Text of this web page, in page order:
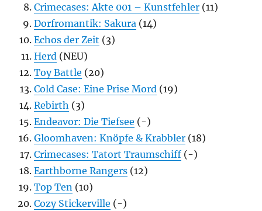
Crimecases: Akte 001 – Kunstfehler (11)
Dorfromantik: Sakura (14)
Echos der Zeit (3)
Herd (NEU)
Toy Battle (20)
Cold Case: Eine Prise Mord (19)
Rebirth (3)
Endeavor: Die Tiefsee (-)
Gloomhaven: Knöpfe & Krabbler (18)
Crimecases: Tatort Traumschiff (-)
Earthborne Rangers (12)
Top Ten (10)
Cozy Stickerville (-)